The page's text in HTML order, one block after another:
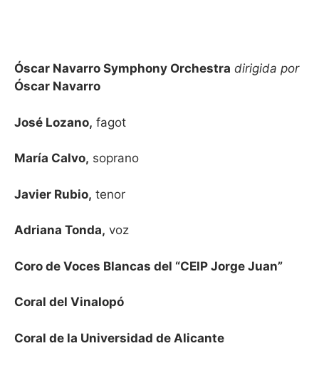
Óscar Navarro Symphony Orchestra dirigida por
Óscar Navarro
José Lozano, fagot
María Calvo, soprano
Javier Rubio, tenor
Adriana Tonda, voz
Coro de Voces Blancas del “CEIP Jorge Juan”
Coral del Vinalopó
Coral de la Universidad de Alicante